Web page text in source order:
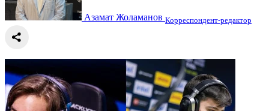
Азамат Жоламанов Корреспондент-редактор